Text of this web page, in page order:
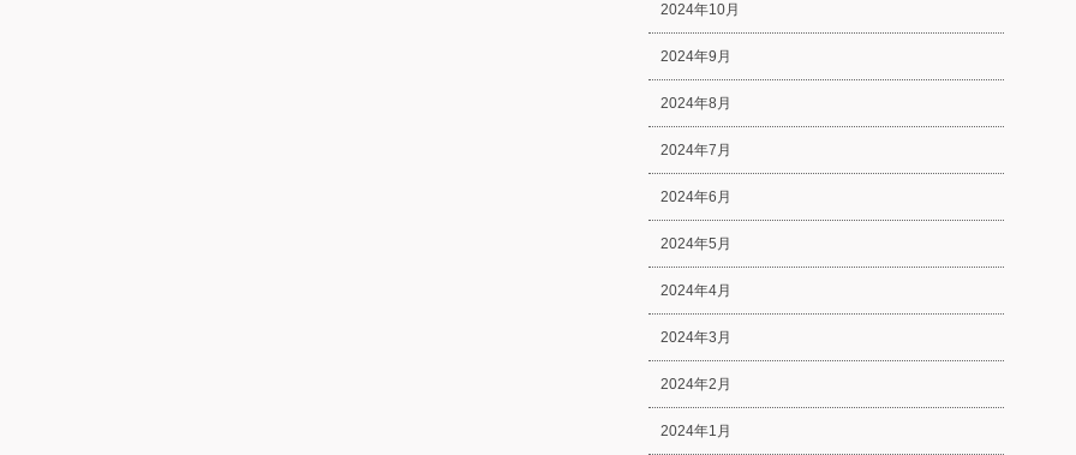
2024年10月
2024年9月
2024年8月
2024年7月
2024年6月
2024年5月
2024年4月
2024年3月
2024年2月
2024年1月